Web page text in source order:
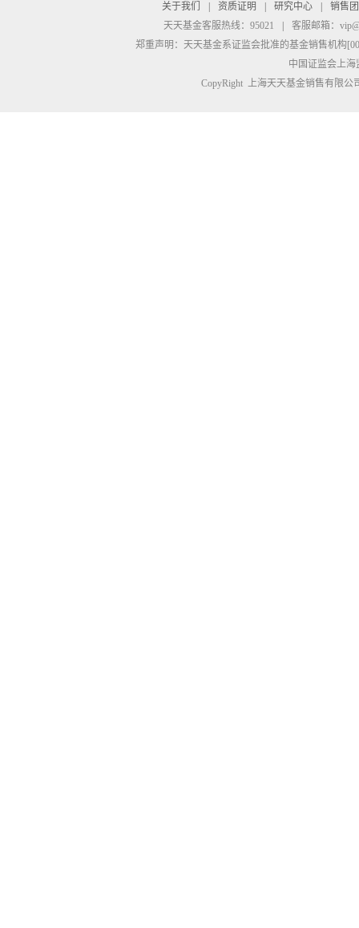
关于我们 资质证明 研究中心
销售
天天基金客服热线：95021
客服邮箱：
郑重声明： 天天基金系证监会批准的基金销售机构
中国证监会上
CopyRight 上海天天基金销售有限